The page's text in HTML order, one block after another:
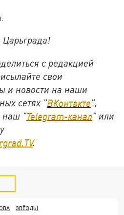
с редакцией
свои
и новости на наши
сетях "ВКонтакте",
наш "Telegram-канал" или
.
ЗВЁЗДЫ